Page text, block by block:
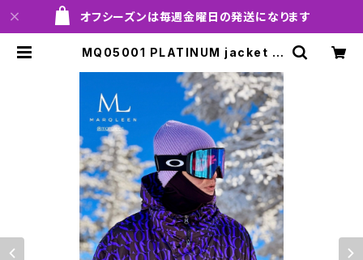
オフシーズンは毎週金曜日の発送になります
MQ05001 PLATINUM jacket 8
み）サービス中です！！ | MARQLEEN